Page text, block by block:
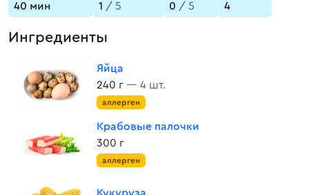
40 мин
1 / 5
0 / 5
4
Ингредиенты
Яйца
240 г — 4 шт.
аллерген
Крабовые палочки
300 г
аллерген